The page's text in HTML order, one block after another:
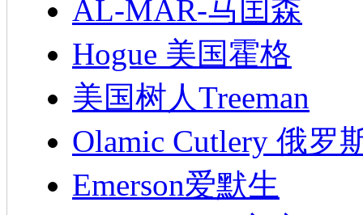
AL-MAR-马囯森
Hogue 美国霍格
美国树人Treeman
Olamic Cutlery 俄罗
Emerson爱默生